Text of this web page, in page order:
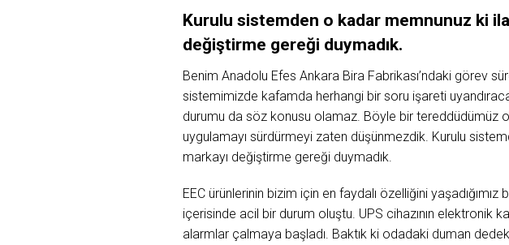
Kurulu sistemden o kadar memnunuz ki
değiştirme gereği duymadık.
Benim Anadolu Efes Ankara Bira Fabrikası’ndaki görev
sistemimizde kafamda herhangi bir soru işareti
durumu da söz konusu olamaz. Böyle bir tereddüdümüz
uygulamayı sürdürmeyi zaten düşünmezdik. Kurulu
markayı değiştirme gereği duymadık.
EEC ürünlerinin bizim için en faydalı özelliğini
içerisinde acil bir durum oluştu. UPS cihazının elektronik
alarmlar çalmaya başladı. Baktık ki odadaki duman